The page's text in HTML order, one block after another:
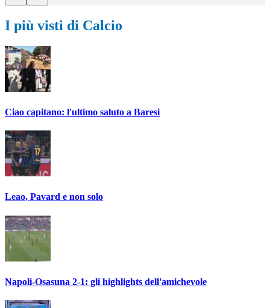
I più visti di Calcio
Ciao capitano: l'ultimo saluto a Baresi
Leao, Pavard e non solo
Napoli-Osasuna 2-1: gli highlights dell'amichevole